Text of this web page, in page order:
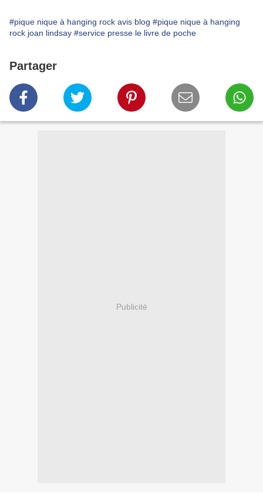
#pique nique à hanging rock avis blog #pique nique à hanging
rock joan lindsay #service presse le livre de poche
Partager
Publicité